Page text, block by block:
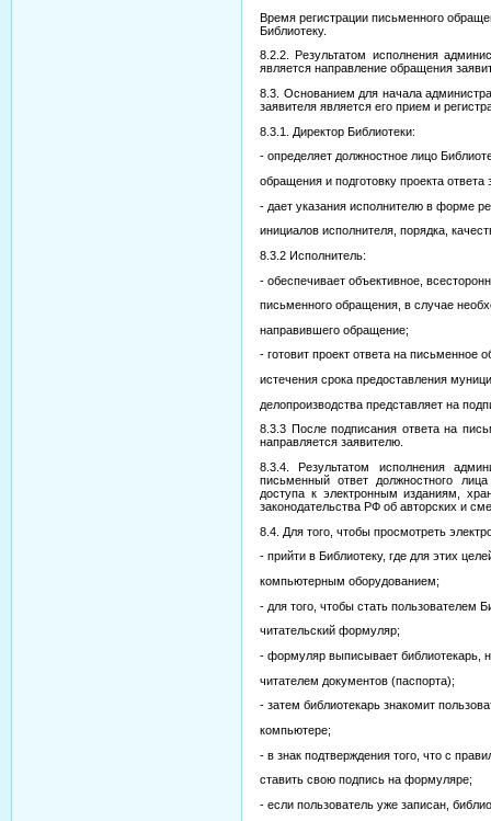
Время регистрации письменного
Библиотеку.
8.2.2. Результатом исполнения
является направление обращения
8.3. Основанием для начала
заявителя является его прием и
8.3.1. Директор Библиотеки:
- определяет должностное лицо
обращения и подготовку проекта
- дает указания исполнителю в форме
инициалов исполнителя, порядка,
8.3.2 Исполнитель:
- обеспечивает объективное,
письменного обращения, в случае
направившего обращение;
- готовит проект ответа на письменное
истечения срока предоставления
делопроизводства представляет на
8.3.3 После подписания ответа на
направляется заявителю.
8.3.4. Результатом исполнения
письменный ответ должностного
доступа к электронным изданиям,
законодательства РФ об авторских и
8.4. Для того, чтобы просмотреть
- прийти в Библиотеку, где для этих
компьютерным оборудованием;
- для того, чтобы стать пользователем
читательский формуляр;
- формуляр выписывает библиотекарь,
читателем документов (паспорта);
- затем библиотекарь знакомит
компьютере;
- в знак подтверждения того, что с
ставить свою подпись на формуляре;
- если пользователь уже записан,